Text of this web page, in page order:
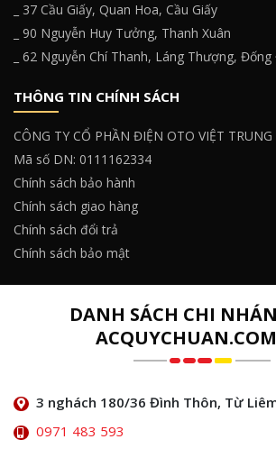
_ 37 Cầu Giấy, Quan Hoa, Cầu Giấy
_ 90 Nguyễn Huy Tưởng, Thanh Xuân
_ 62 Nguyễn Chí Thanh, Láng Thượng, Đống
THÔNG TIN CHÍNH SÁCH
CÔNG TY CỔ PHẦN ĐIỆN OTO VIỆT TRUNG
Mã số DN: 0111162334
Chính sách bảo hành
Chính sách giao hàng
Chính sách đổi trả
Chính sách bảo mật
DANH SÁCH CHI
3 nghách 180/36 Đình Thôn, Từ
0971 483 593